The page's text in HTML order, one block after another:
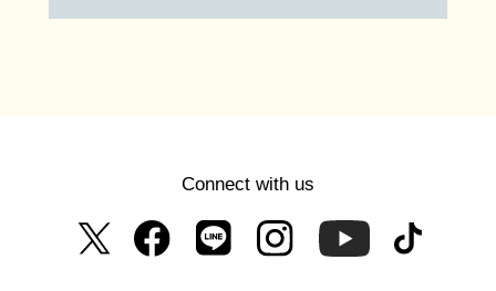
Connect with us